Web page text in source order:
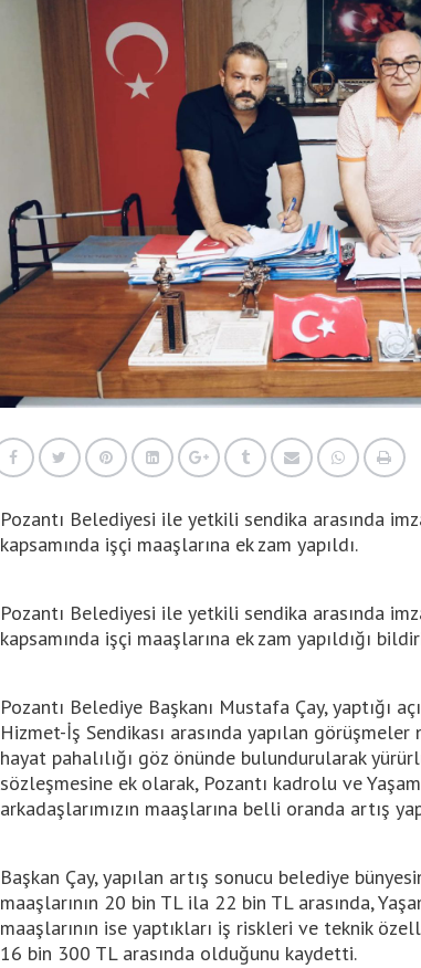
Pozantı Belediyesi ile yetkili sendika arasında
kapsamında işçi maaşlarına ek zam yapıldı.
Pozantı Belediyesi ile yetkili sendika arasında
kapsamında işçi maaşlarına ek zam yapıldığı
Pozantı Belediye Başkanı Mustafa Çay, yaptığı
Hizmet-İş Sendikası arasında yapılan
hayat pahalılığı göz önünde bulundurularak
sözleşmesine ek olarak, Pozantı kadrolu ve
arkadaşlarımızın maaşlarına belli oranda artış
Başkan Çay, yapılan artış sonucu belediye
maaşlarının 20 bin TL ila 22 bin TL arasında,
maaşlarının ise yaptıkları iş riskleri ve teknik
16 bin 300 TL arasında olduğunu kaydetti.
1 2 3 4 5